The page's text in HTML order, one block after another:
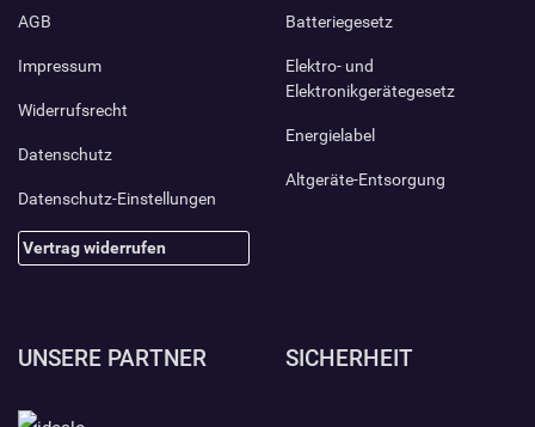
AGB
Impressum
Widerrufsrecht
Datenschutz
Datenschutz-Einstellungen
Vertrag widerrufen
Batteriegesetz
Elektro- und
Elektronikgerätegesetz
Energielabel
Altgeräte-Entsorgung
UNSERE PARTNER SICHERHEIT